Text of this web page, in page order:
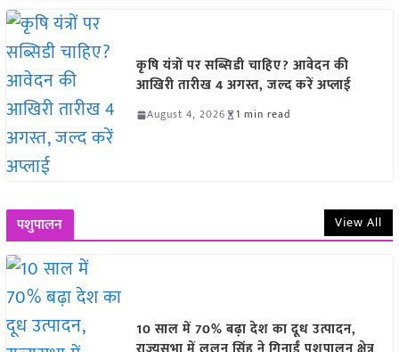
कृषि यंत्रों पर सब्सिडी चाहिए? आवेदन की
आखिरी तारीख 4 अगस्त, जल्द करें अप्लाई
August 4, 2026 1 min read
पशुपालन View All
10 साल में 70% बढ़ा देश का दूध उत्पादन,